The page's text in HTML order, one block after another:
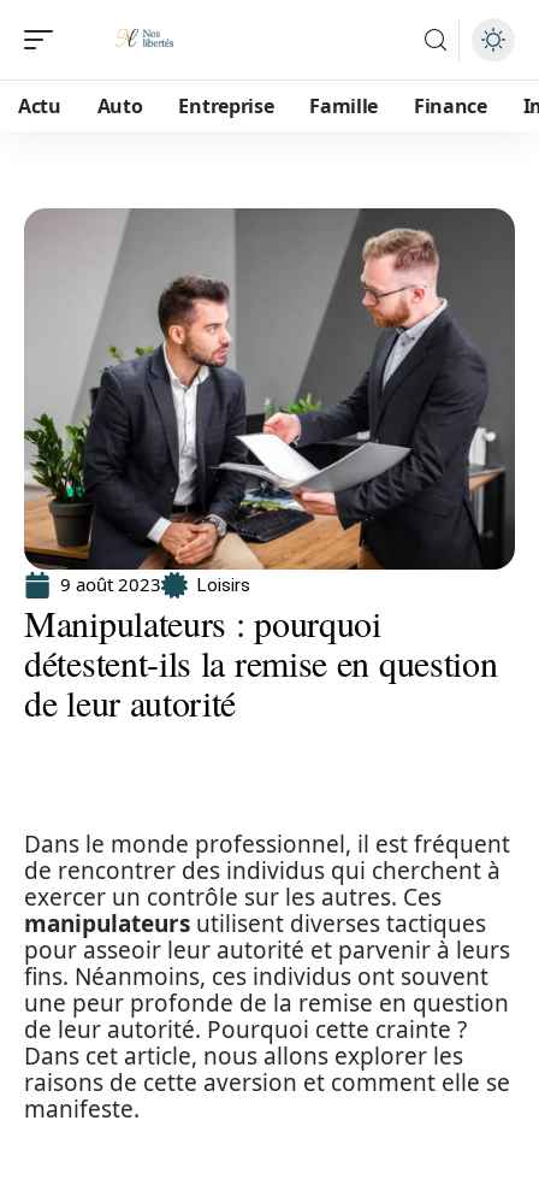
Actu Auto Entreprise Famille Finance
9 août 2023 Loisirs
Manipulateurs : pourquoi
détestent-ils la remise en question
de leur autorité
Dans le monde professionnel, il est fréquent
de rencontrer des individus qui cherchent à
exercer un contrôle sur les autres. Ces
manipulateurs utilisent diverses tactiques
pour asseoir leur autorité et parvenir à leurs
fins. Néanmoins, ces individus ont souvent
une peur profonde de la remise en question
de leur autorité. Pourquoi cette crainte ?
Dans cet article, nous allons explorer les
raisons de cette aversion et comment elle se
manifeste.